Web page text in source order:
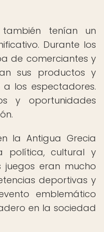
también tenían un
Durante los
de comerciantes y
sus productos y
los espectadores.
y oportunidades
la Antigua Grecia
política, cultural y
juegos eran mucho
deportivas y
emblemático
en la sociedad